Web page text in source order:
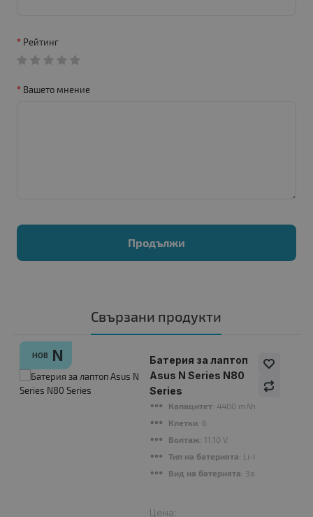
Рейтинг
Вашето мнение
Продължи
Свързани продукти
НОВ N
Батерия за лаптоп
Asus N Series N80
Series
Капацитет: 4400 mAh
Клетки: 6
Волтаж: 11.10 V
Тип на батерията: Li-Ion
Вид на батерията: Заместител
Цена: